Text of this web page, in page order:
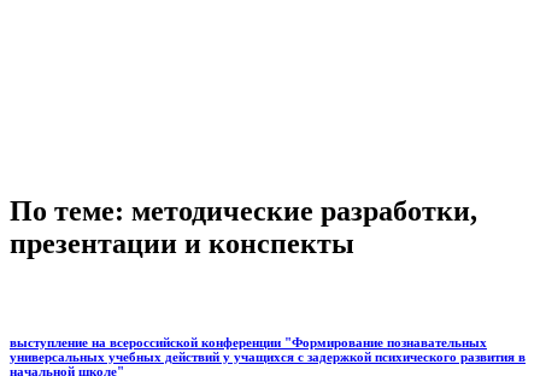
По теме: методические разработки,
презентации и конспекты
выступление на всероссийской конференции "Формирование познавательных
универсальных учебных действий у учащихся с задержкой психического развития в
начальной школе"